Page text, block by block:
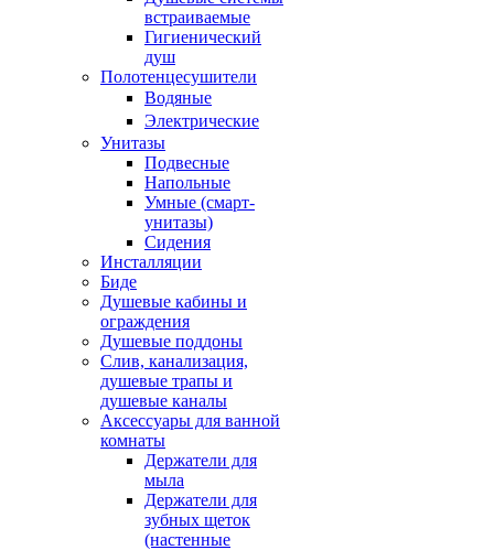
встраиваемые
Гигиенический
душ
Полотенцесушители
ㅤВодяные
ㅤЭлектрические
Унитазы
Подвесные
Напольные
Умные (смарт-
унитазы)
Сидения
Инсталляции
Биде
Душевые кабины и
ограждения
Душевые поддоны
Слив, канализация,
душевые трапы и
душевые каналы
Аксессуары для ванной
комнаты
Держатели для
мыла
Держатели для
зубных щеток
(настенные